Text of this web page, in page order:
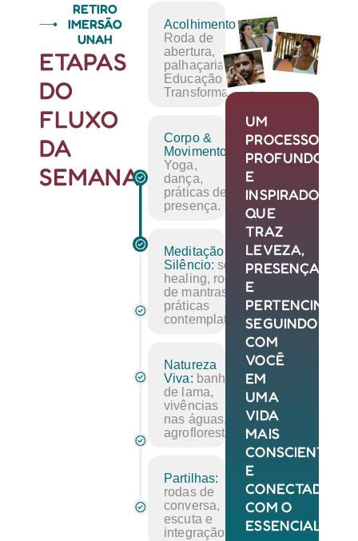
RETIRO
IMERSÃO
UNAH
ETAPAS
DO
FLUXO
DA
SEMANA:
Acolhimento:
Roda de
abertura,
palhaçaria,
Educação
Transformadora.
Corpo &
Movimento:
Yoga,
dança,
práticas de
presença.
Meditação &
Silêncio: sound
healing, roda
de mantras,
práticas
contemplativas.
Natureza
Viva: banho
de lama,
vivências
nas águas,
agrofloresta.
Partilhas:
rodas de
conversa,
escuta e
integração.
UM
PROCESSO
PROFUNDO
E
INSPIRADOR,
QUE
TRAZ
LEVEZA,
PRESENÇA
E
SEGUINDO
COM
VOCÊ
EM
UMA
VIDA
MAIS
CONSCIENTE
E
CONECTADA
COM O
ESSENCIAL.